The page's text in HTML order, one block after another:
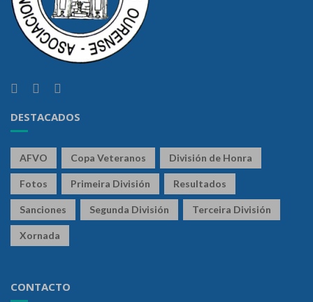
DESTACADOS
AFVO Copa Veteranos División de Honra
Fotos Primeira División Resultados
Sanciones Segunda División Terceira División
Xornada
CONTACTO